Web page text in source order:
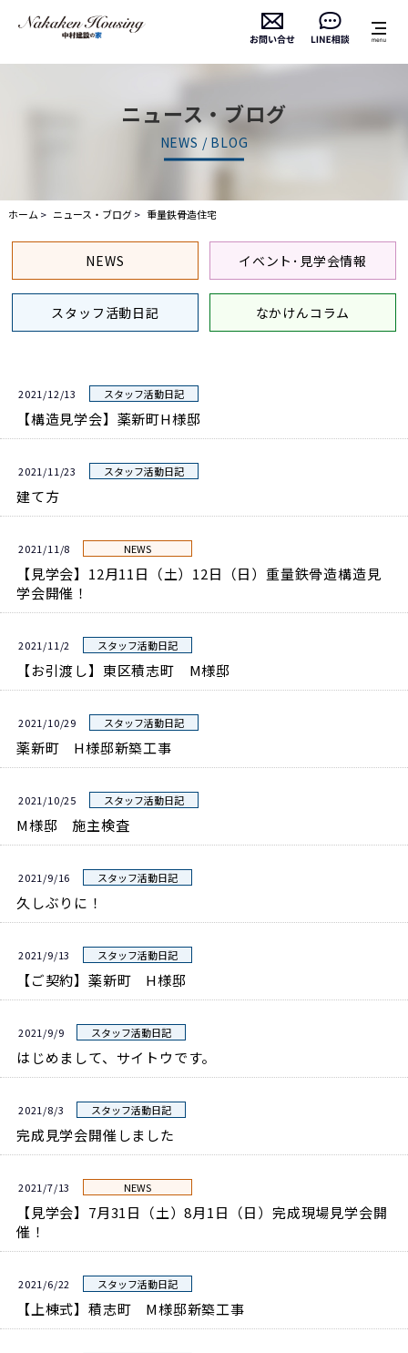
ニュース・ブログ
NEWS / BLOG
ホーム ニュース・ブログ 重量鉄骨造住宅
NEWS イベント･見学会情報
スタッフ活動日記 なかけんコラム
2021/12/13 スタッフ活動日記
【構造見学会】薬新町H様邸
2021/11/23 スタッフ活動日記
建て方
2021/11/8 NEWS
【見学会】12月11日（土）12日（日）重量鉄骨造構造見
学会開催！
2021/11/2 スタッフ活動日記
【お引渡し】東区積志町 M様邸
2021/10/29 スタッフ活動日記
薬新町 H様邸新築工事
2021/10/25 スタッフ活動日記
M様邸 施主検査
2021/9/16 スタッフ活動日記
久しぶりに！
2021/9/13 スタッフ活動日記
【ご契約】薬新町 H様邸
2021/9/9 スタッフ活動日記
はじめまして、サイトウです。
2021/8/3 スタッフ活動日記
完成見学会開催しました
2021/7/13 NEWS
【見学会】7月31日（土）8月1日（日）完成現場見学会開
催！
2021/6/22 スタッフ活動日記
【上棟式】積志町 M様邸新築工事